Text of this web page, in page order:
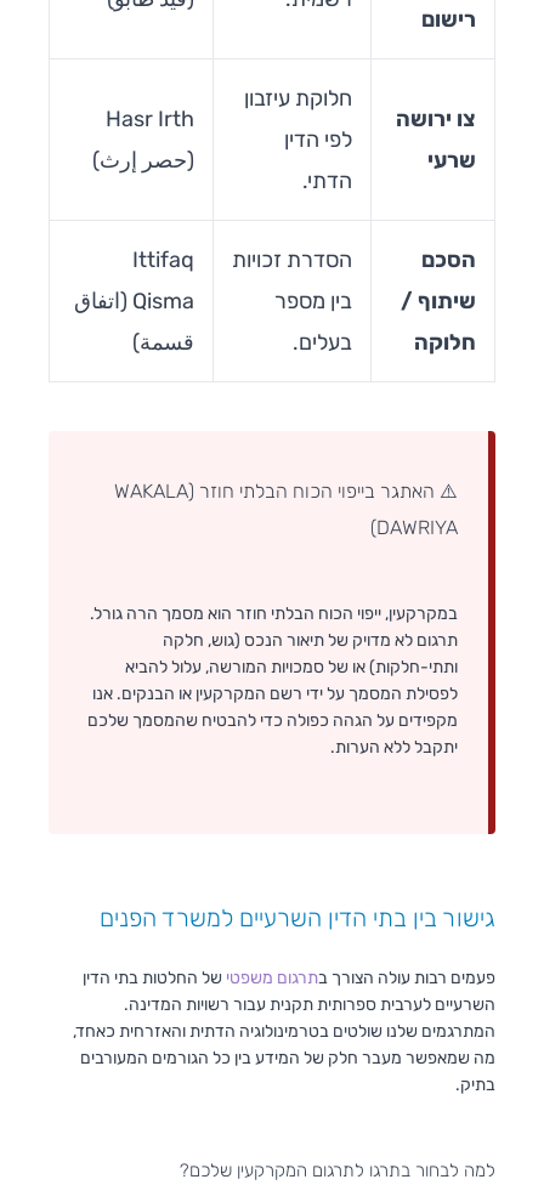
רישום
צו ירושה
שרעי
חלוקת עיזבון
לפי הדין
הדתי.
Hasr Irth
(حصر إرث)
הסכם
שיתוף /
חלוקה
הסדרת זכויות
בין מספר
בעלים.
Ittifaq
Qisma (اتفاق
قسمة)
⚠️ האתגר בייפוי הכוח הבלתי חוזר (WAKALA
DAWRIYA)
במקרקעין, ייפוי הכוח הבלתי חוזר הוא מסמך הרה גורל.
תרגום לא מדויק של תיאור הנכס (גוש, חלקה
ותתי-חלקות) או של סמכויות המורשה, עלול להביא
לפסילת המסמך על ידי רשם המקרקעין או הבנקים. אנו
מקפידים על הגהה כפולה כדי להבטיח שהמסמך שלכם
יתקבל ללא הערות.
גישור בין בתי הדין השרעיים למשרד הפנים
פעמים רבות עולה הצורך בתרגום משפטי של החלטות בתי הדין
השרעיים לערבית ספרותית תקנית עבור רשויות המדינה.
המתרגמים שלנו שולטים בטרמינולוגיה הדתית והאזרחית כאחד,
מה שמאפשר מעבר חלק של המידע בין כל הגורמים המעורבים
בתיק.
למה לבחור בתרגו לתרגום המקרקעין שלכם?